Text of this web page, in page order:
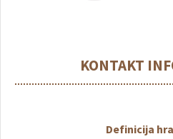
KONTAKT
Definicija